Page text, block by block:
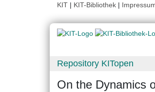
KIT | KIT-Bibliothek |
Repository KITopen
On the Dynamics